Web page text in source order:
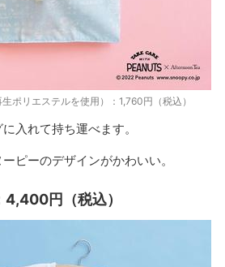
ポリエステルを使用）：1,760円（税込）
入れて持ち運べます。
ピーのデザインがかわいい。
円（税込）